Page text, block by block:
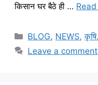
किसान घर बैठे ही …
BLOG, NEWS,कृषि
Leave a comment